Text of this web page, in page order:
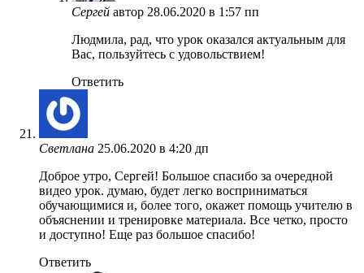
Сергей автор 28.06.2020 в 1:57 пп
Людмила, рад, что урок оказался актуальным для
Вас, пользуйтесь с удовольствием!
Ответить
Светлана 25.06.2020 в 4:20 дп
Доброе утро, Сергей! Большое спасибо за очередной
видео урок. думаю, будет легко восприниматься
обучающимися и, более того, окажет помощь учителю в
объяснении и тренировке материала. Все четко, просто
и доступно! Еще раз большое спасибо!
Ответить